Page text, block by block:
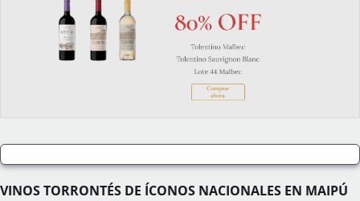
VINOS TORRONTÉS DE ÍCONOS NACIONALES EN MAIPÚ